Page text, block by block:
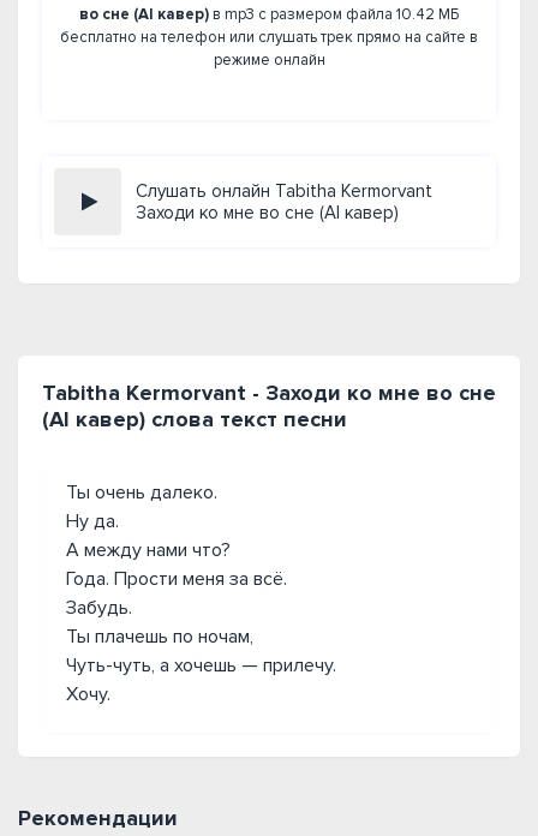
во сне (AI кавер) в mp3 с размером файла 10.42 МБ
бесплатно на телефон или слушать трек прямо на сайте в
режиме онлайн
Слушать онлайн Tabitha Kermorvant
Заходи ко мне во сне (AI кавер)
Tabitha Kermorvant - Заходи ко мне во сне
(AI кавер) слова текст песни
Ты очень далеко.
Ну да.
А между нами что?
Года. Прости меня за всё.
Забудь.
Ты плачешь по ночам,
Чуть-чуть, а хочешь — прилечу.
Хочу.
Рекомендации